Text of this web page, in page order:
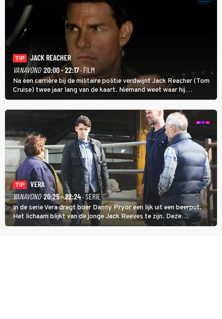
TIP
JACK REACHER
VANAVOND 20:00 - 22:17· FILM
Na een carrière bij de militaire politie verdwijnt Jack Reacher (Tom
Cruise) twee jaar lang van de kaart. Niemand weet waar hij
uithangt, totdat moordverdachte James Barr naar hem vraagt.
TIP
VERA
VANAVOND 20:25 - 22:24· SERIE
In de serie Vera dregt boer Danny Pryor een lijk uit een beerput.
Het lichaam blijkt van de jonge Jack Reeves te zijn. Deze
homoseksuele woonwagenbewoner had gebroken met zijn familie